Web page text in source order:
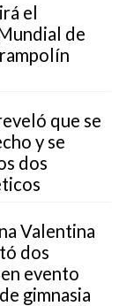
el
de
que se
y se
dos
Valentina
dos
evento
gimnasia